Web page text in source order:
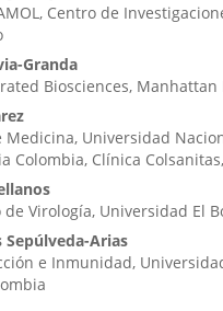
Centro de
Granda
Biosciences, Manhattan
Medicina, Universidad
Colombia, Clínica
Virología, Universidad El
Sepúlveda-Arias
e Inmunidad,